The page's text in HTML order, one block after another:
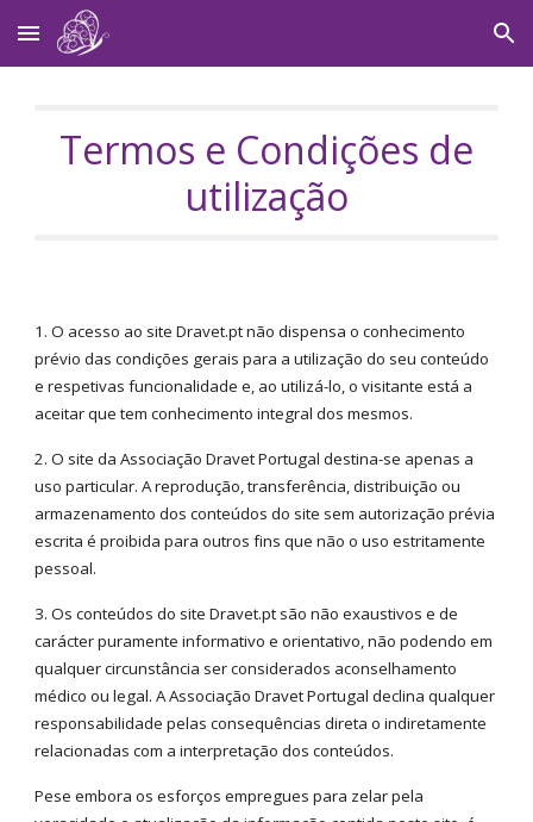
Skip to main content Skip to navigation
Termos e Condições de
utilização
1. O acesso ao site Dravet.pt não dispensa o conhecimento
prévio das condições gerais para a utilização do seu conteúdo
e respetivas funcionalidade e, ao utilizá-lo, o visitante está a
aceitar que tem conhecimento integral dos mesmos.
2. O site da Associação Dravet Portugal destina-se apenas a
uso particular. A reprodução, transferência, distribuição ou
armazenamento dos conteúdos do site sem autorização prévia
escrita é proibida para outros fins que não o uso estritamente
pessoal.
3. Os conteúdos do site Dravet.pt são não exaustivos e de
carácter puramente informativo e orientativo, não podendo em
qualquer circunstância ser considerados aconselhamento
médico ou legal. A Associação Dravet Portugal declina qualquer
responsabilidade pelas consequências direta o indiretamente
relacionadas com a interpretação dos conteúdos.
Pese embora os esforços empregues para zelar pela